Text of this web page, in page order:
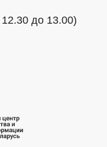
до 13.00)